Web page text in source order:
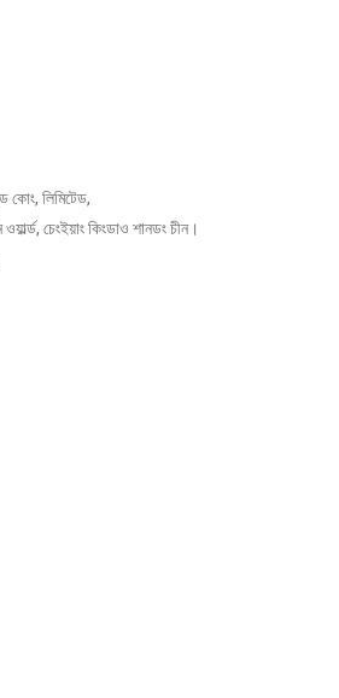
কোং, লিমিটেড,
চেংইয়াং কিংডাও শানডং চীন।